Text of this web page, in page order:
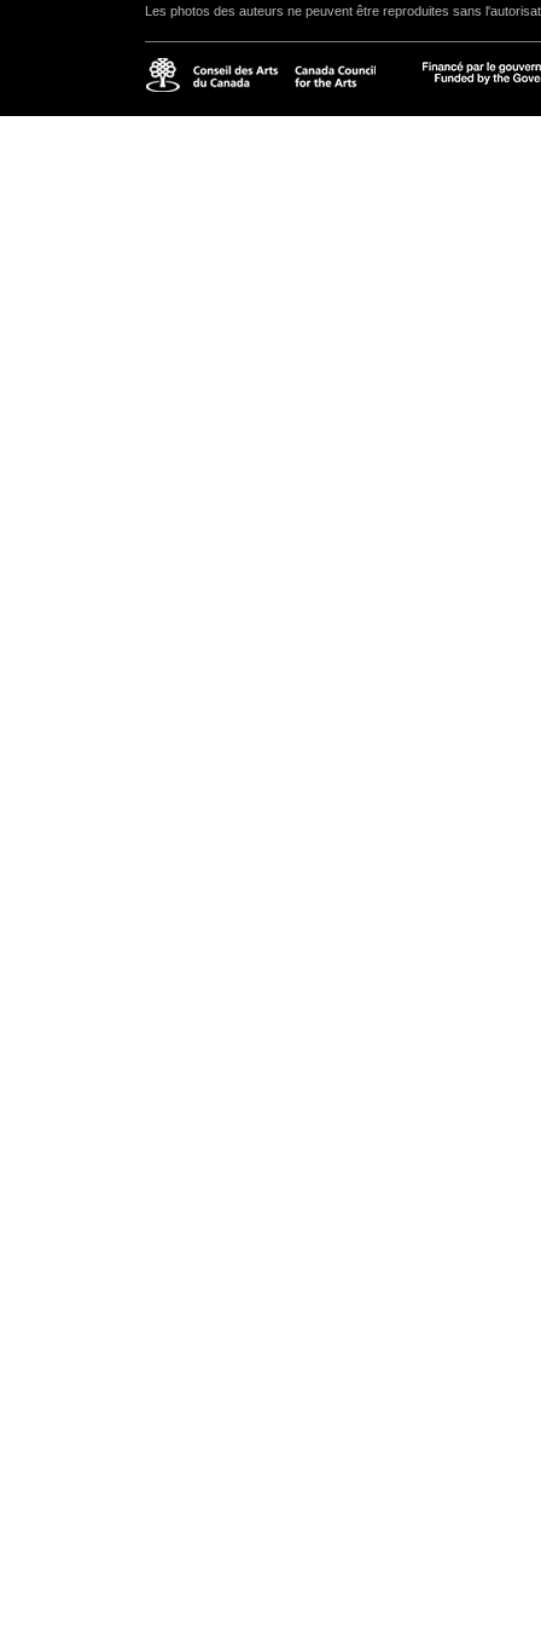
Les photos des auteurs ne peuvent être reproduites sans